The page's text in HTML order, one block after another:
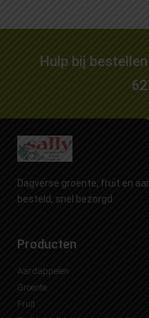
Hulp bij
Dagverse groente, fruit en
besteld, snel bezorgd.
Producten
Aardappelen
Groente
Fruit